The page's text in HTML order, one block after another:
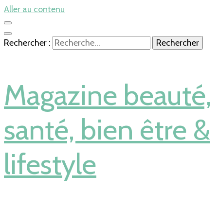
Aller au contenu
Rechercher :
Magazine beauté,
santé, bien être &
lifestyle